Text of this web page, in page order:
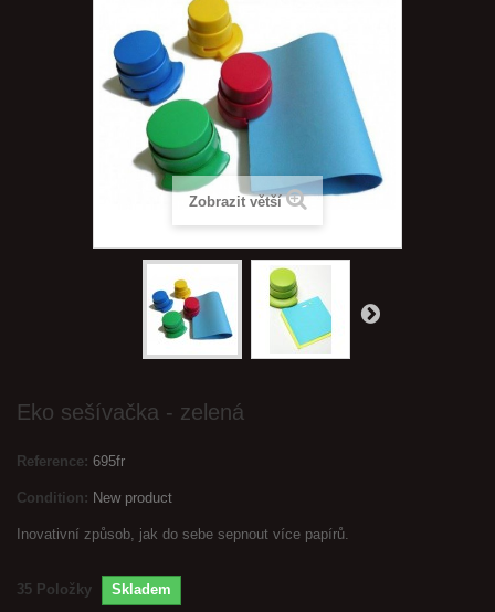
Zobrazit větší
Eko sešívačka - zelená
Reference: 695fr
Condition: New product
Inovativní způsob, jak do sebe sepnout více papírů.
35 Položky Skladem